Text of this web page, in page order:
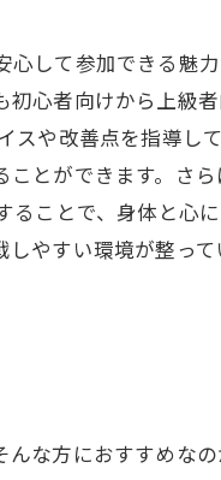
して参加できる魅
心者向けから上級
や改善点を指導し
とができます。さ
ことで、身体と心
やすい環境が整っ
な方におすすめな